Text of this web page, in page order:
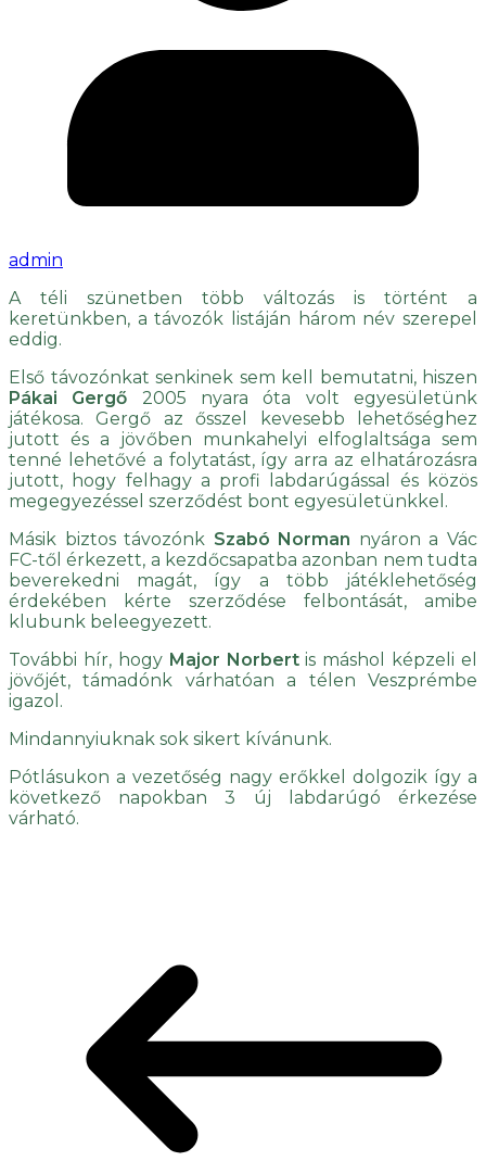
admin
A téli szünetben több változás is történt a
keretünkben, a távozók listáján három név szerepel
eddig.
Első távozónkat senkinek sem kell bemutatni, hiszen
Pákai Gergő 2005 nyara óta volt egyesületünk
játékosa. Gergő az ősszel kevesebb lehetőséghez
jutott és a jövőben munkahelyi elfoglaltsága sem
tenné lehetővé a folytatást, így arra az elhatározásra
jutott, hogy felhagy a profi labdarúgással és közös
megegyezéssel szerződést bont egyesületünkkel.
Másik biztos távozónk Szabó Norman nyáron a Vác
FC-től érkezett, a kezdőcsapatba azonban nem tudta
beverekedni magát, így a több játéklehetőség
érdekében kérte szerződése felbontását, amibe
klubunk beleegyezett.
További hír, hogy Major Norbertis máshol képzeli el
jövőjét, támadónk várhatóan a télen Veszprémbe
igazol.
Mindannyiuknak sok sikert kívánunk.
Pótlásukon a vezetőség nagy erőkkel dolgozik így a
következő napokban 3 új labdarúgó érkezése
várható.